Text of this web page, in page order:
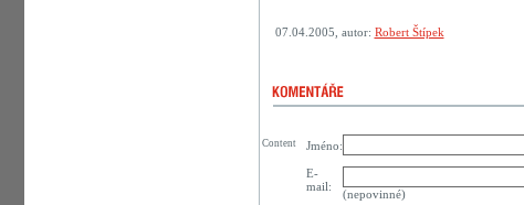
07.04.2005, autor: Robert Štípek
Jméno:
E-
mail:
(nepovinné)
Content